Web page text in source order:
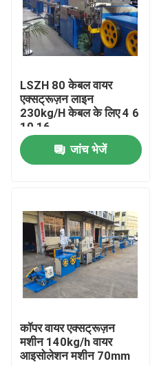
LSZH 80 केबल वायर
एक्सट्रूज़न लाइन
230kg/H केबल के लिए 4 6
10 16
जांच भेजें
कॉपर वायर एक्सट्रूज़न
मशीन 140kg/h वायर
आइसोलेशन मशीन 70mm